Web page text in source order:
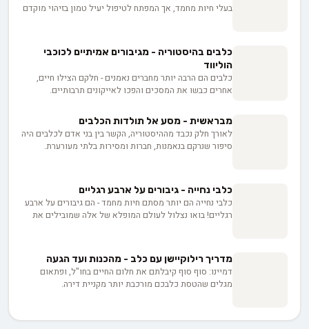
בעלי חיות מחמד, אך המפתח לטיפול יעיל טמון בזיהוי מוקדם
הורמונליים ועד למחלות עור ולחץ סביבתי. בעזרת הבנה
מעמיקה של הסיבות השורשיות, נחשוף בפניכם מגוון רחב של
אפשרויות טיפול, כולל שינויי תזונה, תוספי מזון חיוניים
וטיפוח קבוע של הפרווה. הצטרפו אלינו למסע מרתק בעולם
בריאות העור והשיער של חברינו הכלביים, ולמדו כיצד תוכלו
אתם מטפלים בבעיה קיימת או פשוט מחפשים דרכים למנוע
את הופעתה, המאמר הזה הוא המדריך המושלם עבורכם.
כלבים בהיסטוריה - מגיבורים אמיתיים לכוכבי
הוליווד
כלבים הם הרבה יותר מחברים נאמנים - חלקם הצילו חיים,
אחרים כבשו את המסכים והפכו לאייקונים תרבותיים.
הקולנוע שגנבו את הלב, אספנו עבורכם את הסיפורים
המרגשים ביותר על הכלבים שעשו היסטוריה.
מבראשית - מסע אל תולדות הכלבים
לאורך חלק נכבד מההיסטוריה, הקשר בין בני אדם לכלבים היה
סיפור שנרקם בנאמנות, חברות ומסירות בלתי מעורערת.
הכלבים הוא מסע שובה לב המשתרע על פני אלפי שנים.
תחילתו של התקופה הפרהיסטורית, הסיפור הכובש של
תולדות הכלבים מלא באבני דרך מרתקות, טרנספורמציות
אבולוציוניות והשפעות עמוקות על הציוויליזציה האנושית.
כלבי נחייה - גיבורים על ארבע רגליים
כלבי נחייה הם יותר מסתם חיות מחמד - הם גיבורים על ארבע
רגליים! בואו נצלול לעולם המופלא של אלה שמובילים את
ומעניקים עצמאות לבעליהם. מוכנים להתרגש?
מדריך רילוקיישן עם כלב - מהכנות ועד הגעה
דמיינו: סוף סוף קיבלתם את חלום החיים בחו"ל, ופתאום
מגלים שהטסת כלבכם מורכבת יותר מקניית דירה.
החבר הטוב ביותר שלכם לחוויה בטוחה ופשוטה.